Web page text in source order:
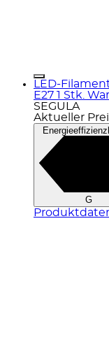
LED-
E27 1 Stk.
SEGULA
Aktueller
G